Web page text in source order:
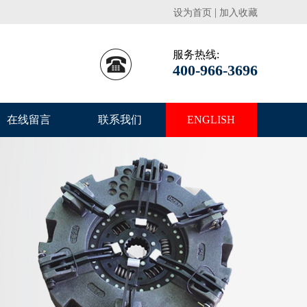
设为首页 | 加入收藏
服务热线:
400-966-3696
在线留言 联系我们 ENGLISH